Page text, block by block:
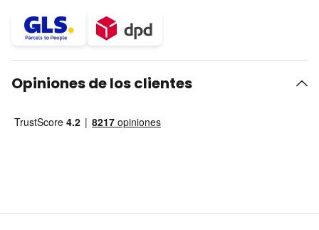
Opiniones de los clientes